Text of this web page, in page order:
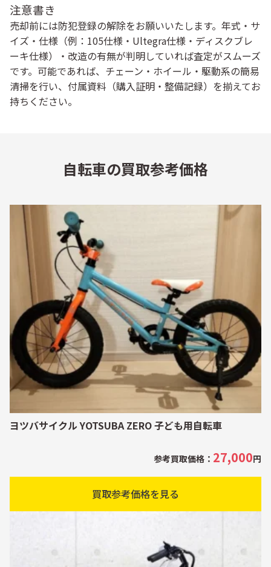
注意書き
売却前には防犯登録の解除をお願いいたします。年式・サ
イズ・仕様（例：105仕様・Ultegra仕様・ディスクブレ
ーキ仕様）・改造の有無が判明していれば査定がスムーズ
です。可能であれば、チェーン・ホイール・駆動系の簡易
清掃を行い、付属資料（購入証明・整備記録）を揃えてお
持ちください。
自転車の買取参考価格
ヨツバサイクル YOTSUBA ZERO 子ども用自転車
参考買取価格： 27,000円
買取参考価格を見る